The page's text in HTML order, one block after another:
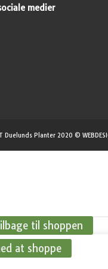
medier
Duelunds Planter 2020 ©
til shoppen
at shoppe